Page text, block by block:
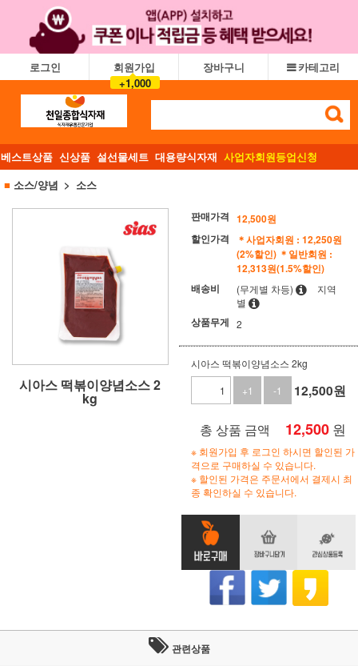
로그인
회원가입
+1,000
장바구니 카테고리
베스트상품 신상품 설선물세트 대용량식자재 사업자회원등업신청
■ 소스/양념 소스
시아스 떡볶이양념소스 2
kg
판매가격 12,500원
할인가격
＊사업자회원 : 12,250원
(2%할인) ＊일반회원 :
12,313원(1.5%할인)
배송비
(무게별 차등)
지역
별
상품무게 2
시아스 떡볶이양념소스 2kg
+1
-1 12,500원
총 상품 금액 12,500 원
※ 회원가입 후 로그인 하시면 할인된 가
격으로 구매하실 수 있습니다.
※ 할인된 가격은 주문서에서 결제시 최
종 확인하실 수 있습니다.
관련상품